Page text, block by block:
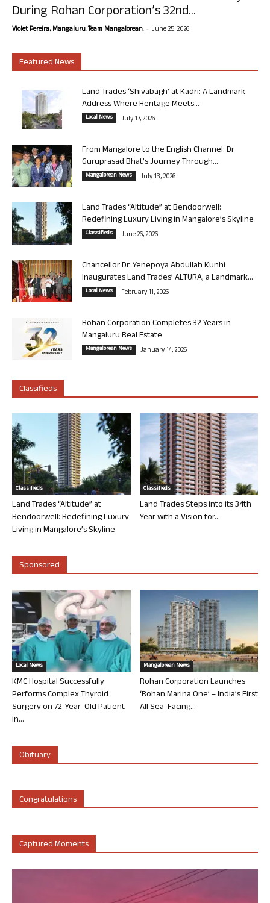
During Rohan Corporation’s 32nd...
Violet Pereira, Mangaluru. Team Mangalorean. - June 25, 2026
Featured News
Land Trades ‘Shivabagh’ at Kadri: A Landmark
Address Where Heritage Meets...
Local News July 17, 2026
From Mangalore to the English Channel: Dr
Guruprasad Bhat’s Journey Through...
Mangalorean News July 13, 2026
Land Trades “Altitude” at Bendoorwell:
Redefining Luxury Living in Mangalore’s Skyline
Classifieds June 26, 2026
Chancellor Dr. Yenepoya Abdullah Kunhi
Inaugurates Land Trades’ ALTURA, a Landmark...
Local News February 11, 2026
Rohan Corporation Completes 32 Years in
Mangaluru Real Estate
Mangalorean News January 14, 2026
Classifieds
Classifieds
Land Trades “Altitude” at
Bendoorwell: Redefining Luxury
Living in Mangalore’s Skyline
Classifieds
Land Trades Steps into its 34th
Year with a Vision for...
Sponsored
Local News
KMC Hospital Successfully
Performs Complex Thyroid
Surgery on 72-Year-Old Patient
in...
Mangalorean News
Rohan Corporation Launches
‘Rohan Marina One’ – India’s First
All Sea-Facing...
Obituary
Congratulations
Captured Moments